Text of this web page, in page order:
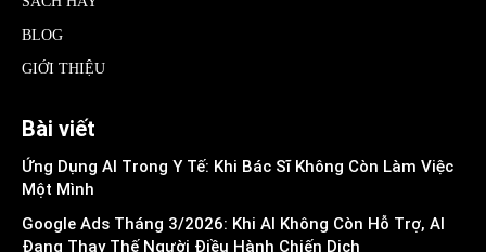
BLOG
GIỚI THIỆU
Bài viết
Ứng Dụng AI Trong Y Tế: Khi Bác Sĩ Không Còn Làm Việc
Một Mình
Google Ads Tháng 3/2026: Khi AI Không Còn Hỗ Trợ, AI
Đang Thay Thế Người Điều Hành Chiến Dịch